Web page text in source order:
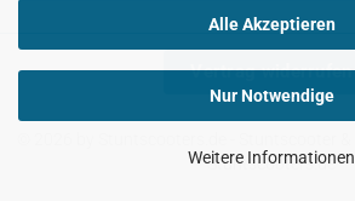
Alle Akzeptieren
Nur Notwendige
Weitere Informationen
Vertrag widerrufen
Stuntscooters.de